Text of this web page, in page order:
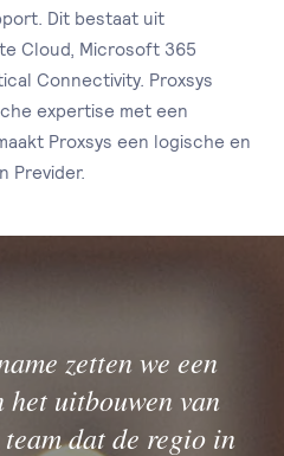
Dit bestaat uit
Cloud, Microsoft 365
Connectivity. Proxsys
expertise met een
Proxsys een logische en
Previder.
zetten we een
het uitbouwen van
dat de regio in